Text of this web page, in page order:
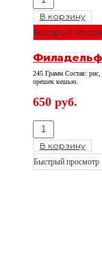
В корзину
Быстрый
245 Грамм Состав: рис,
орешек кешью.
650 руб.
В корзину
Быстрый просмотр